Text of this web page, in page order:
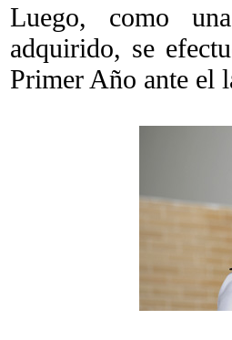
Luego, como
adquirido, se
Primer Año ante el